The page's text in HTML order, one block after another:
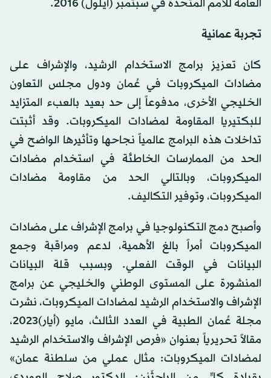
العامة للأمم المتحدة في سبتمبر (أيلول) 2016.
تجربة عمانية
كان تعزيز برامج الاستخدام الرشيد، والإشراف على
مضادات الميكروبات في عُمان ودول مجلس التعاون
الخليجي الأخرى، مدفوعاً إلى حد بعيد بالعبء المتزايد
للبكتيريا المقاومة لمضادات الميكروبات. وقد أثبتت
تداخلات هذه البرامج عالمياً نجاحها وتأثيرها الواضح في
الحد من الممارسات الخاطئة في استخدام مضادات
الميكروبات، وبالتالي الحد من مقاومة مضادات
الميكروبات، وتوفير التكاليف.
وأصبح دمج التكنولوجيا في برامج الإشراف على مضادات
الميكروبات أمراً بالغ الأهمية، لدعم ومراقبة وجمع
البيانات في الوقت الفعلي. وبسبب قلة البيانات
المنشورة على المستوى الوطني والخليجي عن برامج
الإشراف والاستخدام الرشيد لمضادات الميكروبات، نشرت
مجلة عُمان الطبية في العدد الثالث، مايو (أيار)2023،
مقالاً تحريرياً بعنوان «فرص الإشراف والاستخدام الرشيد
لمضادات الميكروبات: مثال عملي من سلطنة عمان»